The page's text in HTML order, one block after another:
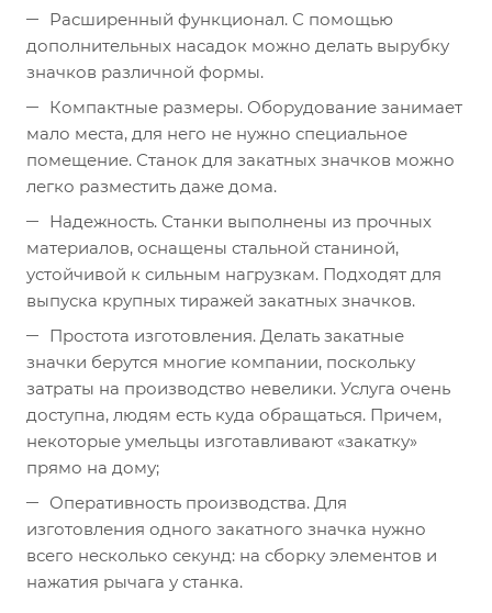
Расширенный функционал. С помощью
дополнительных насадок можно делать вырубку
значков различной формы.
Компактные размеры. Оборудование занимает
мало места, для него не нужно специальное
помещение. Станок для закатных значков можно
легко разместить даже дома.
Надежность. Станки выполнены из прочных
материалов, оснащены стальной станиной,
устойчивой к сильным нагрузкам. Подходят для
выпуска крупных тиражей закатных значков.
Простота изготовления. Делать закатные
значки берутся многие компании, поскольку
затраты на производство невелики. Услуга очень
доступна, людям есть куда обращаться. Причем,
некоторые умельцы изготавливают «закатку»
прямо на дому;
Оперативность производства. Для
изготовления одного закатного значка нужно
всего несколько секунд: на сборку элементов и
нажатия рычага у станка.